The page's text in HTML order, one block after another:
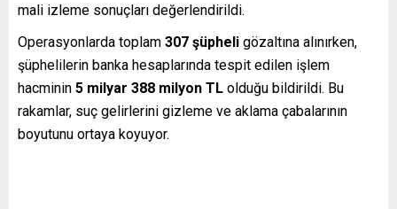
mali izleme sonuçları değerlendirildi.
Operasyonlarda toplam 307 şüpheli gözaltına alınırken,
şüphelilerin banka hesaplarında tespit edilen işlem
hacminin 5 milyar 388 milyon TL olduğu bildirildi. Bu
rakamlar, suç gelirlerini gizleme ve aklama çabalarının
boyutunu ortaya koyuyor.